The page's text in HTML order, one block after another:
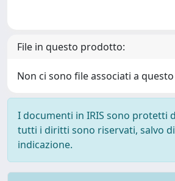
File in questo prodotto:
Non ci sono file associati a
I documenti in IRIS sono protetti
tutti i diritti sono riservati, salvo
indicazione.